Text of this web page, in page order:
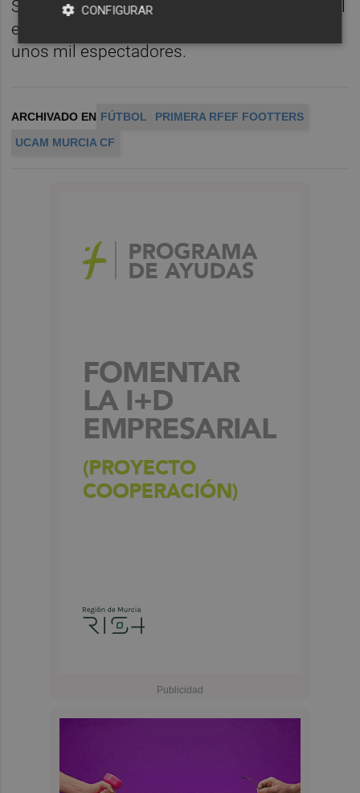
Segunda RFEF de fútbol que se disputó en el
estadio Nova Creu Alta de Sabadell ante
unos mil espectadores.
ARCHIVADO EN FÚTBOL
PRIMERA RFEF FOOTTERS
UCAM MURCIA CF
CONFIGURAR